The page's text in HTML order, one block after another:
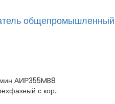
общепромышленный
АИР355MB8
с кор..